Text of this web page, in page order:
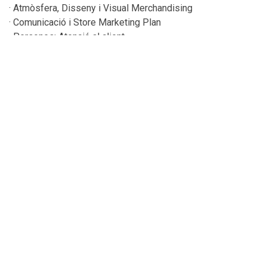
· Atmòsfera, Disseny i Visual Merchandising
· Comunicació i Store Marketing Plan
· Persones: Atenció al client